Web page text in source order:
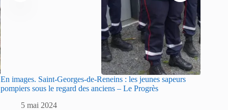
En images. Saint-Georges-de-Reneins : les jeunes sapeurs
pompiers sous le regard des anciens – Le Progrès
5 mai 2024